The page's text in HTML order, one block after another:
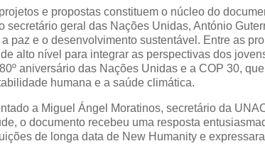
e propostas constituem o núcleo do
secretário geral das Nações Unidas, António
a paz e o desenvolvimento sustentável. Entre as
alto nível para integrar as perspectivas dos
aniversário das Nações Unidas e a COP 30,
humana e a saúde climática.
a Miguel Ángel Moratinos, secretário da
o documento recebeu uma resposta
de longa data de New Humanity e